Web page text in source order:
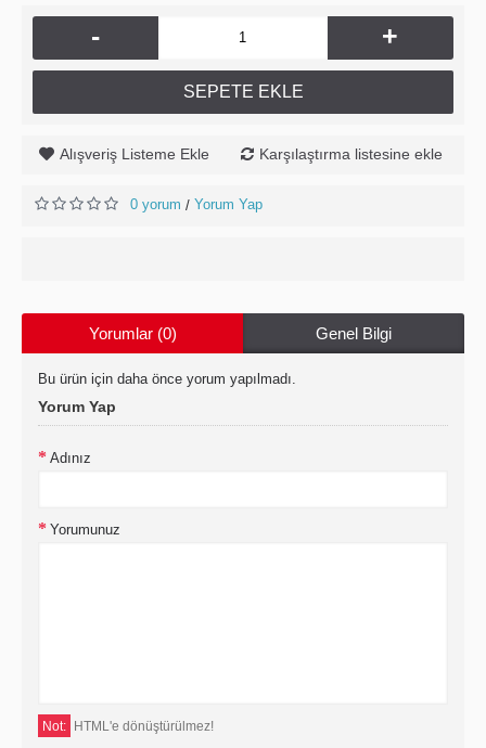
- +
SEPETE EKLE
Alışveriş Listeme Ekle Karşılaştırma listesine ekle
0 yorum / Yorum Yap
Yorumlar (0) Genel Bilgi
Bu ürün için daha önce yorum yapılmadı.
Yorum Yap
Adınız
Yorumunuz
Not: HTML'e dönüştürülmez!